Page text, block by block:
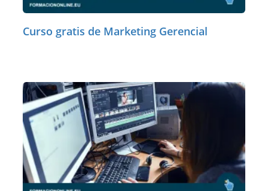
Curso gratis de Marketing Gerencial